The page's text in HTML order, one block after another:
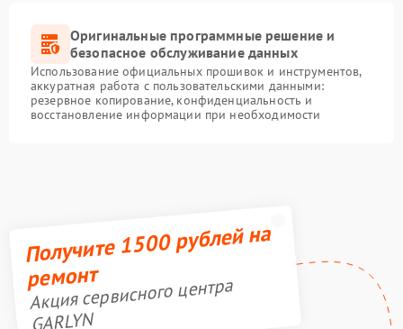
Оригинальные программные решение и
безопасное обслуживание данных
Использование официальных прошивок и инструментов,
аккуратная работа с пользовательскими данными:
резервное копирование, конфиденциальность и
восстановление информации при необходимости
Получите 1500 рублей на
ремонт
Акция сервисного центра
GARLYN